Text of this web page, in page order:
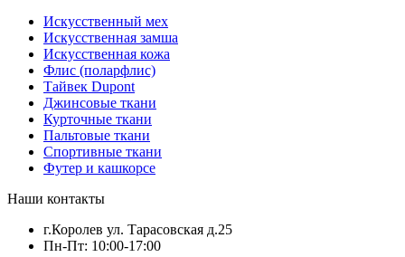
Искусственный мех
Искусственная замша
Искусственная кожа
Флис (поларфлис)
Тайвек Dupont
Джинсовые ткани
Курточные ткани
Пальтовые ткани
Спортивные ткани
Футер и кашкорсе
Наши контакты
г.Королев ул. Тарасовская д.25
Пн-Пт: 10:00-17:00